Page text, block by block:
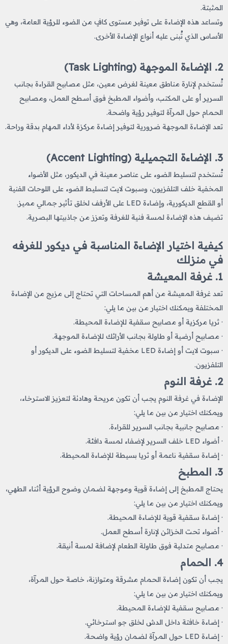
المثبتة.
وتساعد هذه الإضاءة على توفير مستوى كافٍ من الضوء للرؤية العامة، وهي
الأساس الذي تُبنى عليه أنواع الإضاءة الأخرى.
2. الإضاءة الموجهة (Task Lighting)
تُستخدم لإنارة مناطق معينة لغرض معين، مثل مصابيح القراءة بجانب
السرير أو على المكتب، وأضواء المطبخ فوق أسطح العمل، ومصابيح
الحمام حول المرآة لتوفير رؤية واضحة.
تعد الإضاءة الموجهة ضرورية لتوفير إضاءة مركزة لأداء المهام بدقة وراحة.
3. الإضاءة التجميلية (Accent Lighting)
تُستخدم لتسليط الضوء على عناصر معينة في الديكور، مثل الأضواء
المخفية خلف التلفزيون، وسبوت لايت لتسليط الضوء على اللوحات الفنية
أو القطع الديكورية، وإضاءة LED على الأرفف لخلق تأثير جمالي مميز.
تضيف هذه الإضاءة لمسة فنية للغرفة وتعزز من جاذبيتها البصرية.
كيفية اختيار الإضاءة المناسبة في ديكور للغرفه​
في منزلك
1. غرفة المعيشة
تعد غرفة المعيشة من أهم المساحات التي تحتاج إلى مزيج من الإضاءة
المختلفة ويمكنك اختيار من بين ما يلي:
· ثريا مركزية أو مصابيح سقفية للإضاءة المحيطة.
· مصابيح أرضية أو طاولة بجانب الأرائك للإضاءة الموجهة.
· سبوت لايت أو إضاءة LED مخفية لتسليط الضوء على الديكور أو
التلفزيون.
2. غرفة النوم
الإضاءة في غرفة النوم يجب أن تكون مريحة وهادئة لتعزيز الاسترخاء،
ويمكنك اختيار من بين ما يلي:
· مصابيح جانبية بجانب السرير للقراءة.
· أضواء LED خلف السرير لإضفاء لمسة دافئة.
· إضاءة سقفية ناعمة أو ثريا بسيطة للإضاءة المحيطة.
3. المطبخ
يحتاج المطبخ إلى إضاءة قوية وموجهة لضمان وضوح الرؤية أثناء الطهي،
ويمكنك اختيار من بين ما يلي:
· إضاءة سقفية قوية للإضاءة المحيطة.
· أضواء تحت الخزائن لإنارة أسطح العمل.
· مصابيح متدلية فوق طاولة الطعام لإضافة لمسة أنيقة.
4. الحمام
يجب أن تكون إضاءة الحمام مشرقة ومتوازنة، خاصة حول المرآة،
ويمكنك اختيار من بين ما يلي:
· مصابيح سقفية للإضاءة المحيطة.
· إضاءة خافتة داخل الدش لخلق جو استرخائي.
· إضاءة LED حول المرآة لضمان رؤية واضحة.